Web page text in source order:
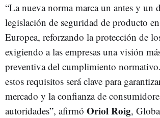
“La nueva norma marca un antes y un
legislación de seguridad de producto
Europea, reforzando la protección de
exigiendo a las empresas una visión
preventiva del cumplimiento
estos requisitos será clave para
mercado y la confianza de
autoridades”, afirmó Oriol Roig,